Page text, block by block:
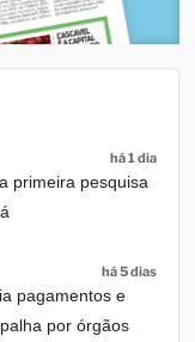
há 1 dia
primeira pesquisa
há 5 dias
pagamentos e
por órgãos